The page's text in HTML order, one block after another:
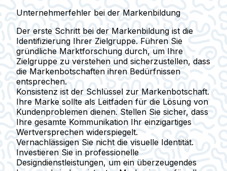
Unternehmerfehler bei der Markenbildung
Der erste Schritt bei der Markenbildung ist die
Identifizierung Ihrer Zielgruppe. Führen Sie
gründliche Marktforschung durch, um Ihre
Zielgruppe zu verstehen und sicherzustellen, dass
die Markenbotschaften ihren Bedürfnissen
entsprechen.
Konsistenz ist der Schlüssel zur Markenbotschaft.
Ihre Marke sollte als Leitfaden für die Lösung von
Kundenproblemen dienen. Stellen Sie sicher, dass
Ihre gesamte Kommunikation Ihr einzigartiges
Wertversprechen widerspiegelt.
Vernachlässigen Sie nicht die visuelle Identität.
Investieren Sie in professionelle
Designdienstleistungen, um ein überzeugendes